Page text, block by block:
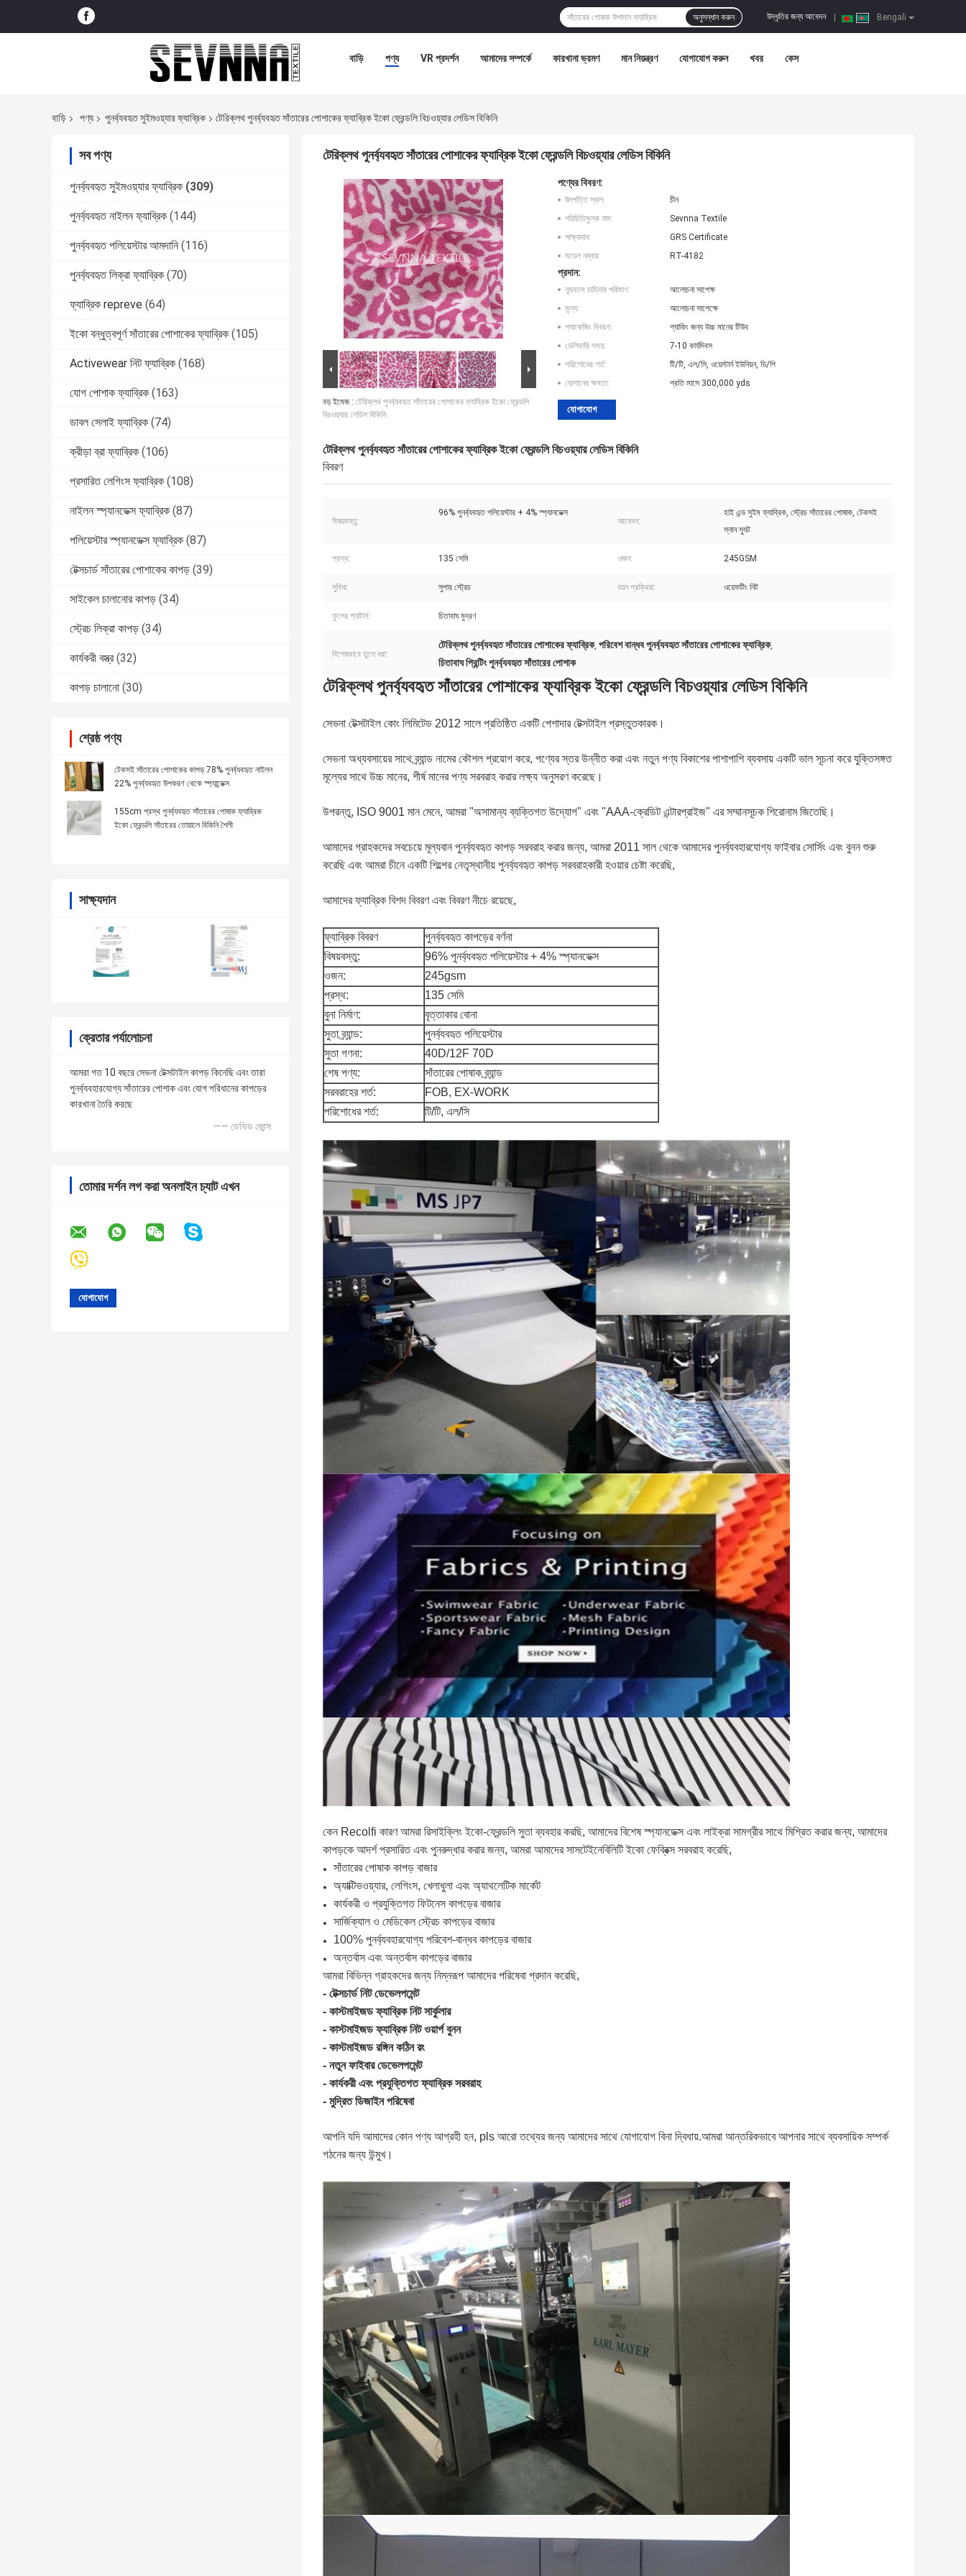
Bengali
উদ্ধৃতির জন্য আবেদন
অনুসন্ধান করুন
বাড়ি পণ্য VR প্রদর্শন আমাদের সম্পর্কে কারখানা ভ্রমণ মান নিয়ন্ত্রণ যোগাযোগ করুন খবর কেস
বাড়ি পণ্য পুনর্ব্যবহৃত সুইমওয়্যার ফ্যাব্রিক টেরিক্লথ পুনর্ব্যবহৃত সাঁতারের পোশাকের ফ্যাব্রিক ইকো ফ্রেন্ডলি বিচওয়্যার লেডিস বিকিনি
সব পণ্য
পুনর্ব্যবহৃত সুইমওয়্যার ফ্যাব্রিক (309)
পুনর্ব্যবহৃত নাইলন ফ্যাব্রিক (144)
পুনর্ব্যবহৃত পলিয়েস্টার আমদানি (116)
পুনর্ব্যবহৃত লিক্রা ফ্যাব্রিক (70)
ফ্যাব্রিক repreve (64)
ইকো বন্ধুত্বপূর্ণ সাঁতারের পোশাকের ফ্যাব্রিক (105)
Activewear নিট ফ্যাব্রিক (168)
যোগ পোশাক ফ্যাব্রিক (163)
ডাবল সেলাই ফ্যাব্রিক (74)
ক্রীড়া ব্রা ফ্যাব্রিক (106)
প্রসারিত লেগিংস ফ্যাব্রিক (108)
নাইলন স্প্যানডেক্স ফ্যাব্রিক (87)
পলিয়েস্টার স্প্যানডেক্স ফ্যাব্রিক (87)
টেক্সচার্ড সাঁতারের পোশাকের কাপড় (39)
সাইকেল চালানোর কাপড় (34)
স্ট্রেচ লিক্রা কাপড় (34)
কার্যকরী বস্ত্র (32)
কাপড় চালানো (30)
শ্রেষ্ঠ পণ্য
টেকসই সাঁতারের পোশাকের কাপড় 78% পুনর্ব্যবহৃত নাইলন
22% পুনর্ব্যবহৃত উপকরণ থেকে স্প্যান্ডেক্স
155cm প্রস্থ পুনর্ব্যবহৃত সাঁতারের পোষাক ফ্যাব্রিক
ইকো ফ্রেন্ডলি সাঁতারের তোয়ালে বিকিনি শৈলী
সাক্ষ্যদান
ক্রেতার পর্যালোচনা
আমরা গত 10 বছরে সেভনা টেক্সটাইল কাপড় কিনেছি এবং তারা
পুনর্ব্যবহারযোগ্য সাঁতারের পোশাক এবং যোগ পরিধানের কাপড়ের
কারখানা তৈরি করছে
—— ডেভিড জোন্স
তোমার দর্শন লগ করা অনলাইন চ্যাট এখন
টেরিক্লথ পুনর্ব্যবহৃত সাঁতারের পোশাকের ফ্যাব্রিক ইকো ফ্রেন্ডলি বিচওয়্যার লেডিস বিকিনি
বড় ইমেজ : টেরিক্লথ পুনর্ব্যবহৃত সাঁতারের পোশাকের ফ্যাব্রিক ইকো ফ্রেন্ডলি
বিচওয়্যার লেডিস বিকিনি
পণ্যের বিবরণ:
উৎপত্তি স্থল:
চীন
পরিচিতিমুলক নাম:
Sevnna Textile
সাক্ষ্যদান:
GRS Certificate
মডেল নম্বার:
RT-4182
প্রদান:
ন্যূনতম চাহিদার পরিমাণ:
আলোচনা সাপেক্ষ
মূল্য:
আলোচনা সাপেক্ষে
প্যাকেজিং বিবরণ:
প্যাকিং জন্য উচ্চ মানের টিউব
ডেলিভারি সময়:
7-10 কার্যদিবস
পরিশোধের শর্ত:
টি/টি, এল/সি, ওয়েস্টার্ন ইউনিয়ন, ডি/পি
যোগানের ক্ষমতা:
প্রতি মাসে 300,000 yds
যোগাযোগ
টেরিক্লথ পুনর্ব্যবহৃত সাঁতারের পোশাকের ফ্যাব্রিক ইকো ফ্রেন্ডলি বিচওয়্যার লেডিস বিকিনি
বিবরণ
বিষয়বস্তু:
96% পুনর্ব্যবহৃত পলিয়েস্টার + 4% স্প্যানডেক্স
আবেদন:
হাই এন্ড সুইম ফ্যাব্রিক, স্ট্রেচ সাঁতারের পোষাক, টেকসই
স্নান স্যুট
প্রস্থ: 135 সেমি ওজন: 245GSM
সুবিধা: সুপার স্ট্রেচ বয়ন প্রক্রিয়া: ওয়েফটিং নিট
ফুলের প্যাটার্ন: চিতাবাঘ মুদ্রণ
বিশেষভাবে তুলে ধরা:
টেরিক্লথ পুনর্ব্যবহৃত সাঁতারের পোশাকের ফ্যাব্রিক, পরিবেশ বান্ধব পুনর্ব্যবহৃত সাঁতারের পোশাকের ফ্যাব্রিক,
চিতাবাঘ প্রিন্টিং পুনর্ব্যবহৃত সাঁতারের পোশাক
টেরিক্লথ পুনর্ব্যবহৃত সাঁতারের পোশাকের ফ্যাব্রিক ইকো ফ্রেন্ডলি বিচওয়্যার লেডিস বিকিনি
সেভনা টেক্সটাইল কোং লিমিটেড 2012 সালে প্রতিষ্ঠিত একটি পেশাদার টেক্সটাইল প্রস্তুতকারক।
সেভনা অধ্যবসায়ের সাথে ব্র্যান্ড নামের কৌশল প্রয়োগ করে, পণ্যের স্তর উন্নীত করা এবং নতুন পণ্য বিকাশের পাশাপাশি ব্যবসায় একটি ভাল সূচনা করে যুক্তিসঙ্গত
মূল্যের সাথে উচ্চ মানের, শীর্ষ মানের পণ্য সরবরাহ করার লক্ষ্য অনুসরণ করেছে।
উপরন্তু, ISO 9001 মান মেনে, আমরা "অসামান্য ব্যক্তিগত উদ্যোগ" এবং "AAA-ক্রেডিট এন্টারপ্রাইজ" এর সম্মানসূচক শিরোনাম জিতেছি।
আমাদের গ্রাহকদের সবচেয়ে মূল্যবান পুনর্ব্যবহৃত কাপড় সরবরাহ করার জন্য, আমরা 2011 সাল থেকে আমাদের পুনর্ব্যবহারযোগ্য ফাইবার সোর্সিং এবং বুনন শুরু
করেছি এবং আমরা চীনে একটি শিল্পের নেতৃস্থানীয় পুনর্ব্যবহৃত কাপড় সরবরাহকারী হওয়ার চেষ্টা করেছি,
আমাদের ফ্যাব্রিক বিশদ বিবরণ এবং বিবরণ নীচে রয়েছে,
ফ্যাব্রিক বিবরণ
পুনর্ব্যবহৃত কাপড়ের বর্ণনা
বিষয়বস্তু:
96% পুনর্ব্যবহৃত পলিয়েস্টার + 4% স্প্যানডেক্স
ওজন:
245gsm
প্রস্থ:
135 সেমি
বুনা নির্মাণ:
বৃত্তাকার বোনা
সুতা ব্র্যান্ড:
পুনর্ব্যবহৃত পলিয়েস্টার
সুতা গণনা:
40D/12F 70D
শেষ পণ্য:
সাঁতারের পোষাক ব্র্যান্ড
সরবরাহের শর্ত:
FOB, EX-WORK
পরিশোধের শর্ত:
টি/টি, এল/সি
কেন Recolfi কারণ আমরা রিসাইক্লিং ইকো-ফ্রেন্ডলি সুতা ব্যবহার করছি, আমাদের বিশেষ স্প্যানডেক্স এবং লাইক্রা সামগ্রীর সাথে মিশ্রিত করার জন্য, আমাদের
কাপড়কে আদর্শ প্রসারিত এবং পুনরুদ্ধার করার জন্য, আমরা আমাদের সাসটেইনেবিলিটি ইকো ফেব্রিক্স সরবরাহ করেছি,
সাঁতারের পোষাক কাপড় বাজার
অ্যাক্টিভওয়্যার, লেগিংস, খেলাধুলা এবং অ্যাথলেটিক মার্কেট
কার্যকরী ও প্রযুক্তিগত ফিটনেস কাপড়ের বাজার
সার্জিক্যাল ও মেডিকেল স্ট্রেচ কাপড়ের বাজার
100% পুনর্ব্যবহারযোগ্য পরিবেশ-বান্ধব কাপড়ের বাজার
অন্তর্বাস এবং অন্তর্বাস কাপড়ের বাজার
আমরা বিভিন্ন গ্রাহকদের জন্য নিম্নরূপ আমাদের পরিষেবা প্রদান করেছি,
- টেক্সচার্ড নিট ডেভেলপমেন্ট
- কাস্টমাইজড ফ্যাব্রিক নিট সার্কুলার
- কাস্টমাইজড ফ্যাব্রিক নিট ওয়ার্প বুনন
- কাস্টমাইজড রঙ্গিন কঠিন রং
- নতুন ফাইবার ডেভেলপমেন্ট
- কার্যকরী এবং প্রযুক্তিগত ফ্যাব্রিক সরবরাহ
- মুদ্রিত ডিজাইন পরিষেবা
আপনি যদি আমাদের কোন পণ্য আগ্রহী হন, pls আরো তথ্যের জন্য আমাদের সাথে যোগাযোগ বিনা দ্বিধায়.আমরা আন্তরিকভাবে আপনার সাথে ব্যবসায়িক সম্পর্ক
গঠনের জন্য উন্মুখ।